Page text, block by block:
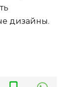
дизайны.